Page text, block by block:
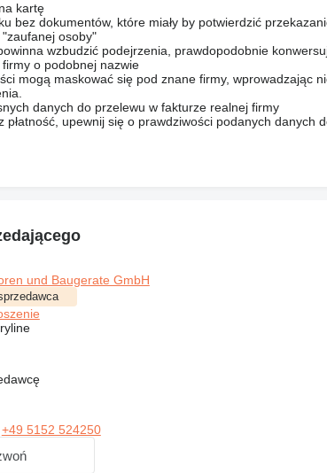
kartę
bez dokumentów, które miały by potwierdzić
osoby"
wzbudzić podejrzenia, prawdopodobnie
o podobnej nazwie
mogą maskować się pod znane firmy, wprowadzając
danych do przelewu w fakturze realnej firmy
płatność, upewnij się o prawdziwości podanych danych
und Baugerate GmbH
+49 5152 524250